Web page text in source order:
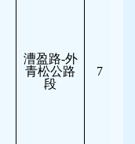
漕盈路-外
青松公路
段
7:30-